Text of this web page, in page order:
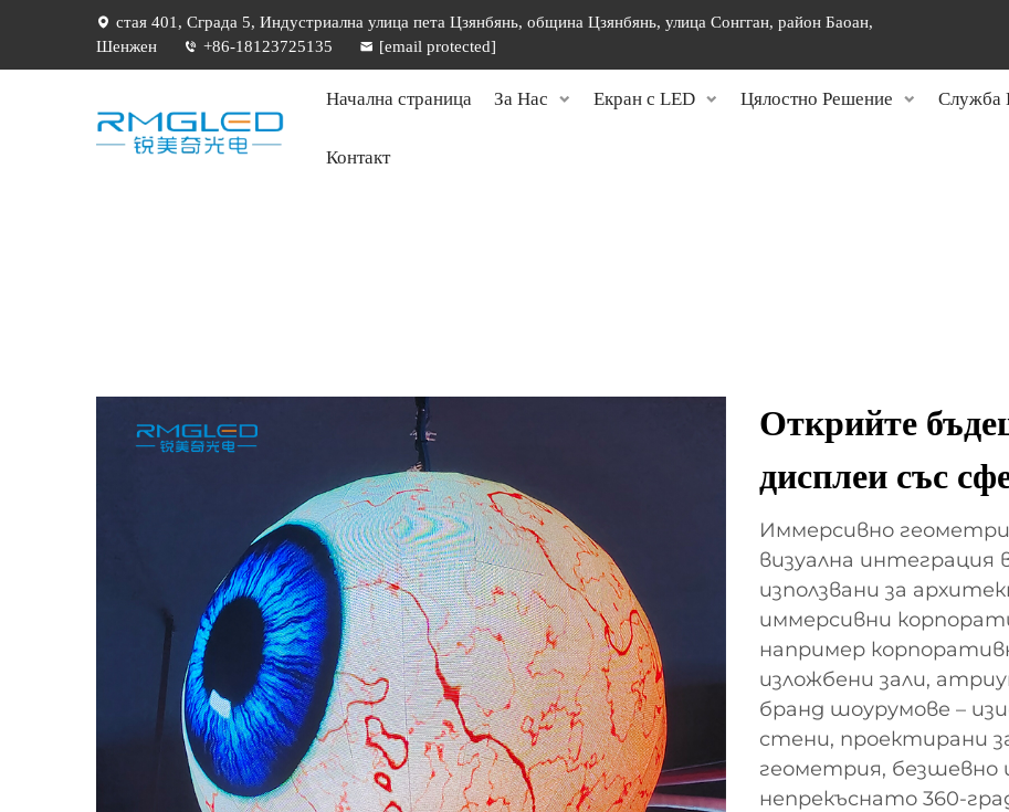
стая 401, Сграда 5, Индустриална улица пета Цзянбянь, община Цзянбянь, улица Сонгган, район Баоан,
Шенжен
+86-18123725135 [email protected]
Начална страница За Нас Екран с LED Цялостно Решение Служба
Контакт
Открийте
дисплеи със
Иммерсивно
визуална интеграция
използвани за
иммерсивни
например
изложбени зали,
бранд шоурумове –
стени, проектирани
геометрия, безшевно
непрекъснато 360-